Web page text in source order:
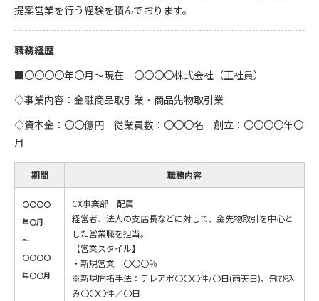
提案営業を行う経験を積んでおります。
職務経歴
■〇〇〇〇年〇月～現在 〇〇〇〇株式会社（正社員）
◇事業内容：金融商品取引業・商品先物取引業
◇資本金：〇〇億円 従業員数：〇〇〇名 創立：〇〇〇〇年〇
月
期間 職務内容
〇〇〇〇
年〇月
～
〇〇〇〇
年〇〇月
CX事業部 配属
経営者、法人の支店長などに対して、金先物取引を中心と
した営業職を担当。
【営業スタイル】
・新規営業 〇〇〇％
※新規開拓手法：テレアポ〇〇〇件/〇日(雨天日)、飛び込
み〇〇〇件／〇日